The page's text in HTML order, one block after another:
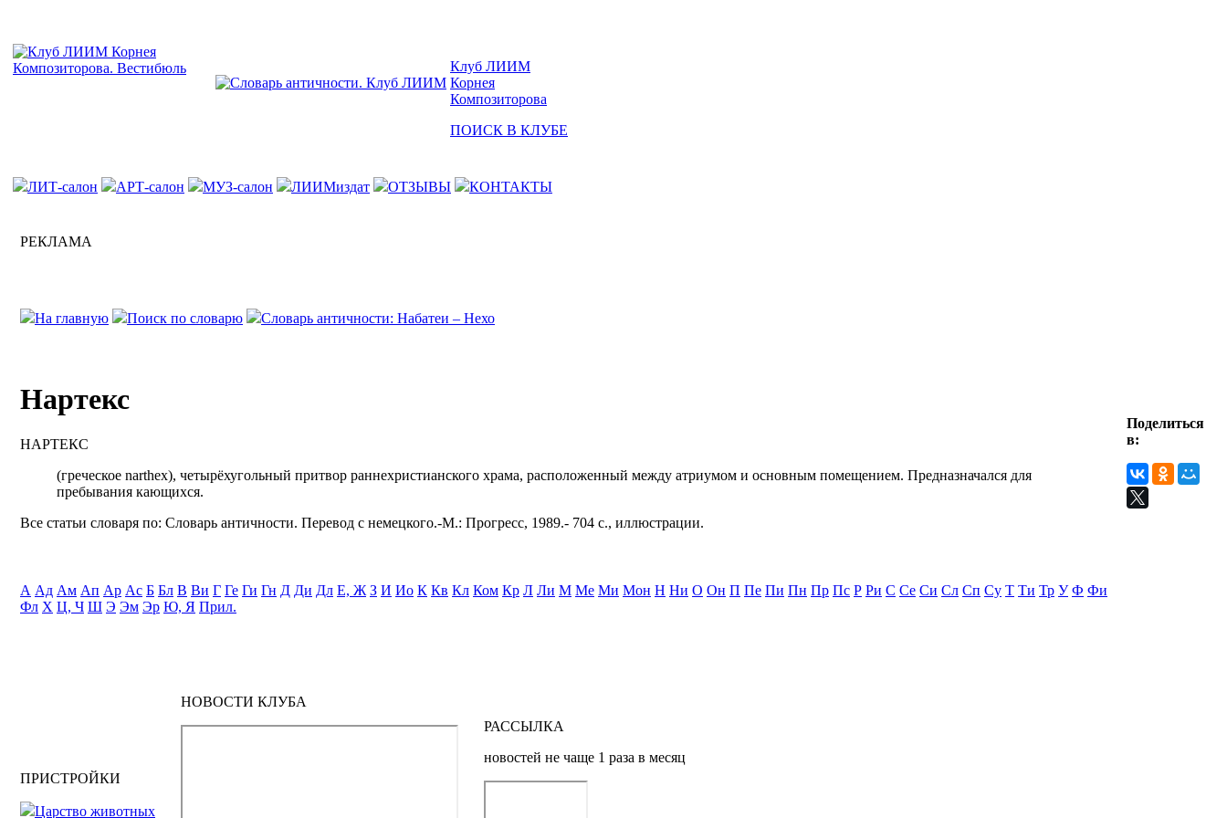
Клуб ЛИИМ
Корнея
Композиторова
ПОИСК В КЛУБЕ
ЛИТ-салон АРТ-салон МУЗ-салон ЛИИМиздат ОТЗЫВЫ КОНТАКТЫ
РЕКЛАМА
На главную Поиск по словарю Словарь античности: Набатеи – Нехо
Нартекс
НАРТЕКС
(греческое narthex), четырёхугольный притвор раннехристианского храма, расположенный между атриумом и основным помещением. Предназначался для
пребывания кающихся.
Все статьи словаря по: Словарь античности. Перевод с немецкого.-М.: Прогресс, 1989.- 704 с., иллюстрации.
А Ад Ам Ап Ар Ас Б Бл В Ви Г Ге Ги Гн Д Ди Дл Е, Ж З И Ио К Кв Кл Ком Кр Л Ли М Ме Ми Мон Н Ни О Он П Пе Пи Пн Пр Пс Р Ри С Се Си Сл Сп Су Т Ти Тр У Ф Фи
Фл Х Ц, Ч Ш Э Эм Эр Ю, Я Прил.
Поделиться
в:
ПРИСТРОЙКИ
Царство животных
НОВОСТИ КЛУБА
РАССЫЛКА
новостей не чаще 1 раза в месяц